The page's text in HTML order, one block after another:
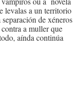
levalas a un territorio
de xéneros
a muller que
aínda continúa